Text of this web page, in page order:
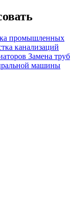
промышленных
канализаций
Замена труб
машины